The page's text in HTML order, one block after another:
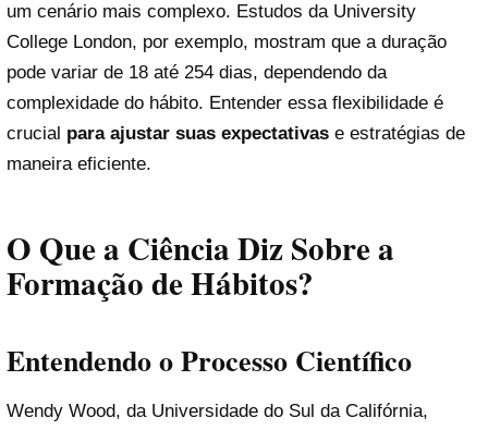
um cenário mais complexo. Estudos da University
College London, por exemplo, mostram que a duração
pode variar de 18 até 254 dias, dependendo da
complexidade do hábito. Entender essa flexibilidade é
crucial para ajustar suas expectativas e estratégias de
maneira eficiente.
O Que a Ciência Diz Sobre a
Formação de Hábitos?
Entendendo o Processo Científico
Wendy Wood, da Universidade do Sul da Califórnia,